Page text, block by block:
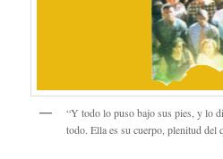
“Y todo lo puso bajo sus pies, y lo
todo. Ella es su cuerpo, plenitud del